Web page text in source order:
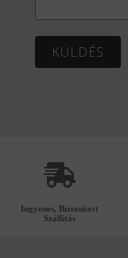
KÜLDÉS
Ingyenes, Biztosított
Szállítás